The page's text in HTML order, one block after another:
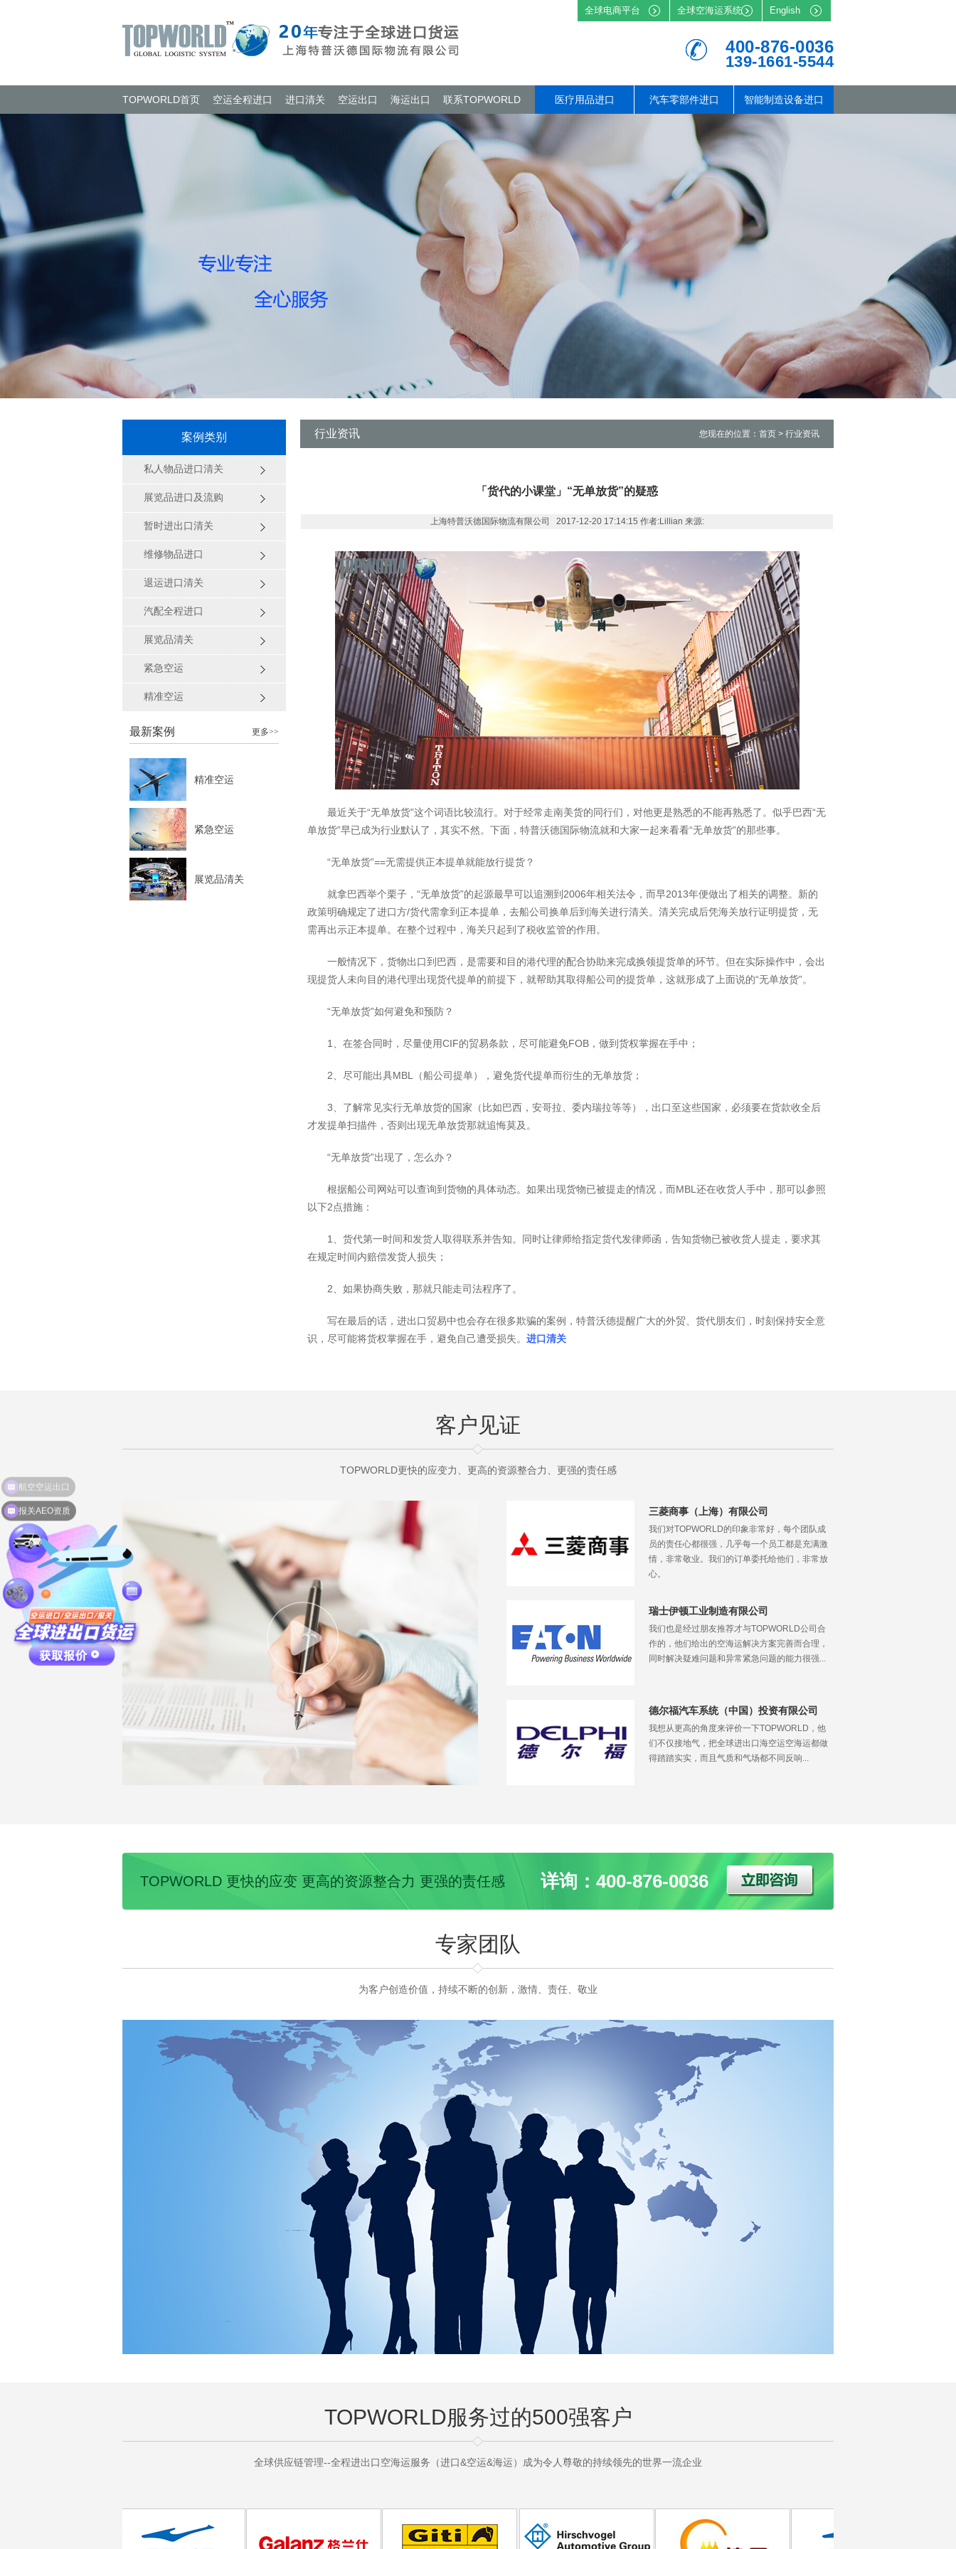
全球电商平台 全球空海运系统 English
400-876-0036
139-1661-5544
TOPWORLD首页 空运全程进口 进口清关 空运出口 海运出口 联系TOPWORLD 医疗用品进口 汽车零部件进口 智能制造设备进口
案例类别
私人物品进口清关
展览品进口及流购
暂时进出口清关
维修物品进口
退运进口清关
汽配全程进口
展览品清关
紧急空运
精准空运
最新案例 更多>>
精准空运
紧急空运
展览品清关
行业资讯 您现在的位置：首页 > 行业资讯
「货代的小课堂」“无单放货”的疑惑
上海特普沃德国际物流有限公司 2017-12-20 17:14:15 作者:Lillian 来源:
最近关于“无单放货”这个词语比较流行。对于经常走南美货的同行们，对他更是熟悉的不能再熟悉了。似乎巴西“无
单放货”早已成为行业默认了，其实不然。下面，特普沃德国际物流就和大家一起来看看“无单放货”的那些事。
“无单放货”==无需提供正本提单就能放行提货？
就拿巴西举个栗子，“无单放货”的起源最早可以追溯到2006年相关法令，而早2013年便做出了相关的调整。新的
政策明确规定了进口方/货代需拿到正本提单，去船公司换单后到海关进行清关。清关完成后凭海关放行证明提货，无
需再出示正本提单。在整个过程中，海关只起到了税收监管的作用。
一般情况下，货物出口到巴西，是需要和目的港代理的配合协助来完成换领提货单的环节。但在实际操作中，会出
现提货人未向目的港代理出现货代提单的前提下，就帮助其取得船公司的提货单，这就形成了上面说的“无单放货”。
“无单放货”如何避免和预防？
1、在签合同时，尽量使用CIF的贸易条款，尽可能避免FOB，做到货权掌握在手中；
2、尽可能出具MBL（船公司提单），避免货代提单而衍生的无单放货；
3、了解常见实行无单放货的国家（比如巴西，安哥拉、委内瑞拉等等），出口至这些国家，必须要在货款收全后
才发提单扫描件，否则出现无单放货那就追悔莫及。
“无单放货”出现了，怎么办？
根据船公司网站可以查询到货物的具体动态。如果出现货物已被提走的情况，而MBL还在收货人手中，那可以参照
以下2点措施：
1、货代第一时间和发货人取得联系并告知。同时让律师给指定货代发律师函，告知货物已被收货人提走，要求其
在规定时间内赔偿发货人损失；
2、如果协商失败，那就只能走司法程序了。
写在最后的话，进出口贸易中也会存在很多欺骗的案例，特普沃德提醒广大的外贸、货代朋友们，时刻保持安全意
识，尽可能将货权掌握在手，避免自己遭受损失。 进口清关
客户见证
TOPWORLD更快的应变力、更高的资源整合力、更强的责任感
三菱商事（上海）有限公司
我们对TOPWORLD的印象非常好，每个团队成
员的责任心都很强，几乎每一个员工都是充满激
情，非常敬业。我们的订单委托给他们，非常放
心。
瑞士伊顿工业制造有限公司
我们也是经过朋友推荐才与TOPWORLD公司合
作的，他们给出的空海运解决方案完善而合理，
同时解决疑难问题和异常紧急问题的能力很强...
德尔福汽车系统（中国）投资有限公司
我想从更高的角度来评价一下TOPWORLD，他
们不仅接地气，把全球进出口海空运空海运都做
得踏踏实实，而且气质和气场都不同反响...
TOPWORLD 更快的应变 更高的资源整合力 更强的责任感 详询：400-876-0036
专家团队
为客户创造价值，持续不断的创新，激情、责任、敬业
TOPWORLD服务过的500强客户
全球供应链管理--全程进出口空海运服务（进口&空运&海运）成为令人尊敬的持续领先的世界一流企业
报关AEO资质